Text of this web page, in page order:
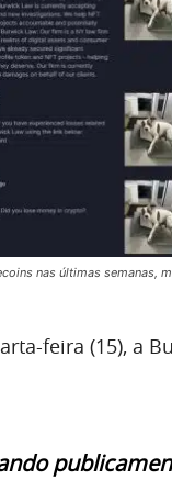
nas últimas semanas,
feira (15), a